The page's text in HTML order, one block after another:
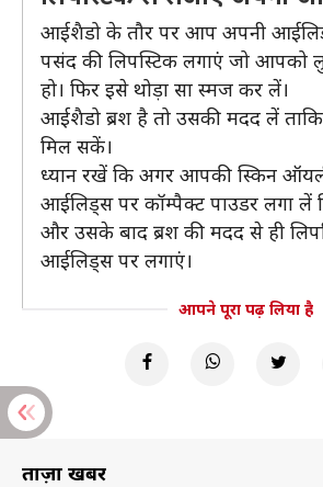
आईशैडो के तौर पर आप अपनी
पसंद की लिपस्टिक लगाएं जो आपको
हो। फिर इसे थोड़ा सा स्मज कर लें।
आईशैडो ब्रश है तो उसकी मदद लें
मिल सकें।
ध्यान रखें कि अगर आपकी स्किन
आईलिड्स पर कॉम्पैक्ट पाउडर लगा
और उसके बाद ब्रश की मदद से ही
आईलिड्स पर लगाएं।
आपने पूरा पढ़ लिया है
ताज़ा खबरें